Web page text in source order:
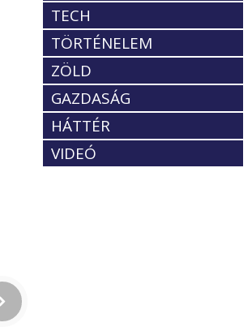
TECH
TÖRTÉNELEM
ZÖLD
GAZDASÁG
HÁTTÉR
VIDEÓ